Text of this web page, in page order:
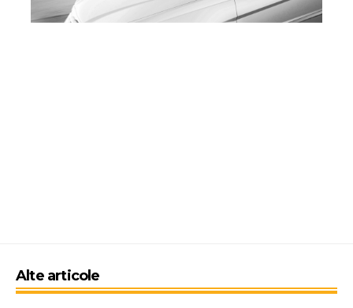
Alte articole